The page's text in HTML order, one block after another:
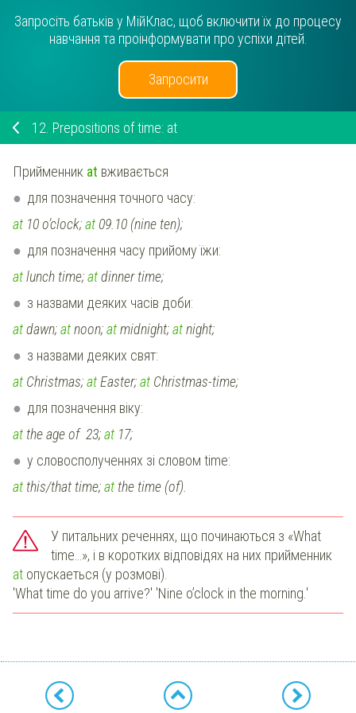
Запросіть батьків у МійКлас, щоб включити їх до процесу
навчання та проінформувати про успіхи дітей.
Запросити
12. Prepositions of time: at
Прийменник at вживається
для позначення точного часу:
at 10 o’clock;at 09.10 (nine ten);
для позначення часу прийому їжи:
atlunch time;atdinner time;
з назвами деяких часів доби:
atdawn;atnoon;atmidnight;atnight;
з назвами деяких свят:
at Christmas;atEaster;at Christmas-time;
для позначення віку:
at the age of 23;at 17;
у словосполученнях зі словом time:
at this/that time;at the time (of).
У питальних реченнях, що починаються з «What
time…», і в коротких відповідях на них прийменник
at опускаеться (у розмові).
'What time do you arrive?' 'Nine o’clock in the morning.'